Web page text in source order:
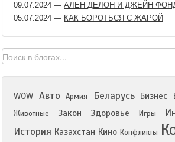
09.07.2024 — АЛЕН ДЕЛОН И ДЖЕЙН
05.07.2024 — КАК БОРОТЬСЯ С ЖАРОЙ
WOW Авто Армия Беларусь Бизнес
Животные
Закон Здоровье Игры
История Казахстан Кино Конфликты